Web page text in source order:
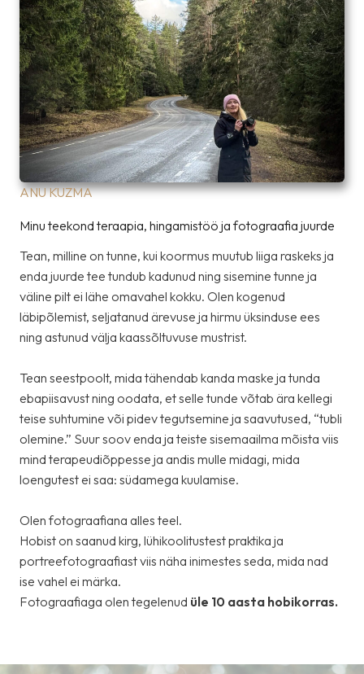
ANU KUZMA
Minu teekond teraapia, hingamistöö ja fotograafia juurde
Tean, milline on tunne, kui koormus muutub liiga raskeks ja
enda juurde tee tundub kadunud ning sisemine tunne ja
väline pilt ei lähe omavahel kokku. Olen kogenud
läbipõlemist, seljatanud ärevuse ja hirmu üksinduse ees
ning astunud välja kaassõltuvuse mustrist.
Tean seestpoolt, mida tähendab kanda maske ja tunda
ebapiisavust ning oodata, et selle tunde võtab ära kellegi
teise suhtumine või pidev tegutsemine ja saavutused, “tubli
olemine.” Suur soov enda ja teiste sisemaailma mõista viis
mind terapeudiõppesse ja andis mulle midagi, mida
loengutest ei saa: südamega kuulamise.
Olen fotograafiana alles teel.
Hobist on saanud kirg, lühikoolitustest praktika ja
portreefotograafiast viis näha inimestes seda, mida nad
ise vahel ei märka.
Fotograafiaga olen tegelenud üle 10 aasta hobikorras.